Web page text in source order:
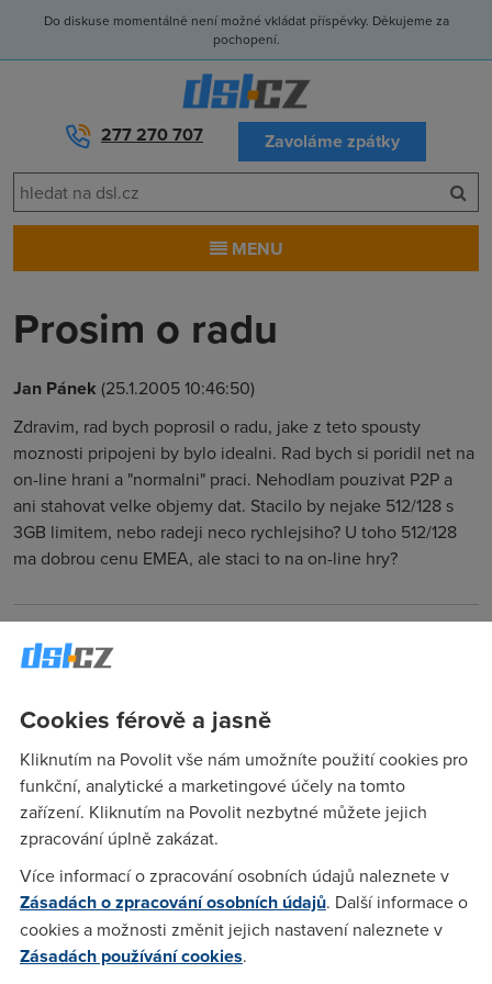
Do diskuse momentálně není možné vkládat příspěvky. Děkujeme za
pochopení.
277 270 707 Zavoláme zpátky
MENU
Prosim o radu
Jan Pánek (25.1.2005 10:46:50)
Zdravim, rad bych poprosil o radu, jake z teto spousty
moznosti pripojeni by bylo idealni. Rad bych si poridil net na
on-line hrani a "normalni" praci. Nehodlam pouzivat P2P a
ani stahovat velke objemy dat. Stacilo by nejake 512/128 s
3GB limitem, nebo radeji neco rychlejsiho? U toho 512/128
ma dobrou cenu EMEA, ale staci to na on-line hry?
Zabar (25.1.2005 11:30:53)
neco s hodne velkejma narokama. Silne nedoporucuju
vybirat si poskytovatele podle ceny, spis ti doporucim
sledovat na koho jsou stiznosti a proc.
Jan Pánek(25.1.2005 11:37:43)
Diky za radu. Ono s cenou je to obcas problem, ale zkusim si
projit fora ohleden stiznosti.
vvv(25.1.2005 12:18:17)
Cookies férově a jasně
Kliknutím na Povolit vše nám umožníte použití cookies pro
funkční, analytické a marketingové účely na tomto
zařízení. Kliknutím na Povolit nezbytné můžete jejich
zpracování úplně zakázat.
Více informací o zpracování osobních údajů naleznete v
Zásadách o zpracování osobních údajů. Další informace o
cookies a možnosti změnit jejich nastavení naleznete v
Zásadách používání cookies.